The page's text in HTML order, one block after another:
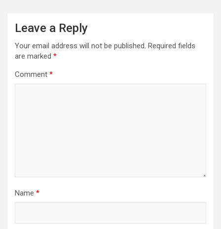
Leave a Reply
Your email address will not be published. Required fields
are marked *
Comment *
Name *